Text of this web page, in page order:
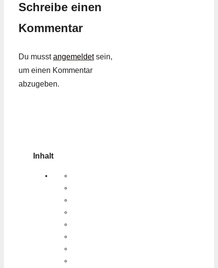
Schreibe einen
Kommentar
Du musstangemeldetsein,
um einen Kommentar
abzugeben.
Inhalt